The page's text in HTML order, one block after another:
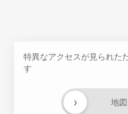
特異なアクセスが見られた
す
地
›